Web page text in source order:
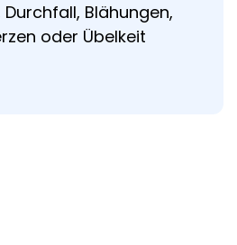
Blähungen,
oder Übelkeit